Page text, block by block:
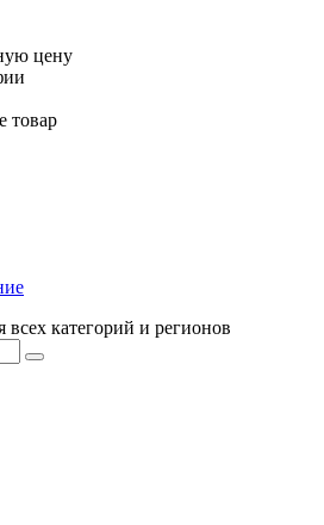
цену
товар
всех категорий и регионов